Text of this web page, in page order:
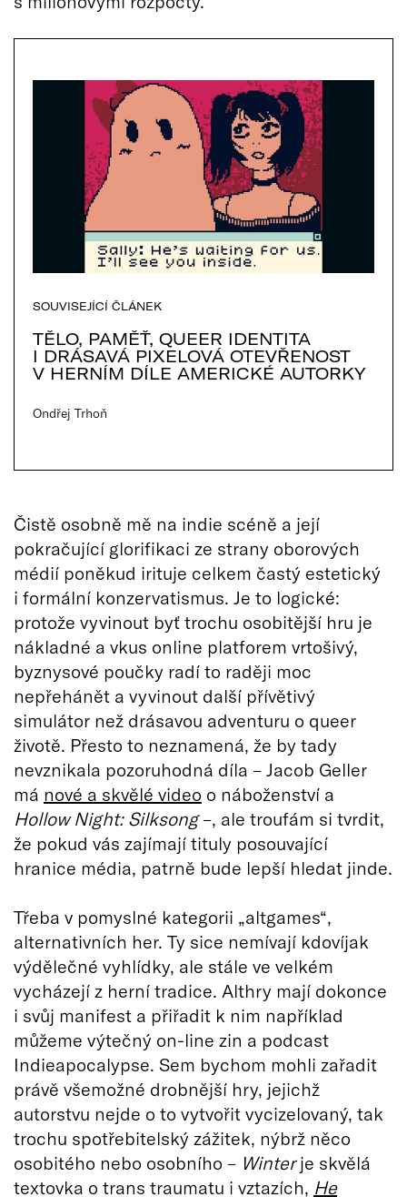
SOUVISEJÍCÍ ČLÁNEK
TĚLO, PAMĚŤ, QUEER IDENTITA
I DRÁSAVÁ PIXELOVÁ OTEVŘENOST
V HERNÍM DÍLE AMERICKÉ AUTORKY
Ondřej Trhoň
Čistě osobně mě na indie scéně a její
pokračující glorifikaci ze strany oborových
médií poněkud irituje celkem častý estetický
i formální konzervatismus. Je to logické:
protože vyvinout byť trochu osobitější hru je
nákladné a vkus online platforem vrtošivý,
byznysové poučky radí to raději moc
nepřehánět a vyvinout další přívětivý
simulátor než drásavou adventuru o queer
životě. Přesto to neznamená, že by tady
nevznikala pozoruhodná díla – Jacob Geller
má nové a skvělé video o náboženství a
Hollow Night: Silksong–, ale troufám si tvrdit,
že pokud vás zajímají tituly posouvající
hranice média, patrně bude lepší hledat jinde.
Třeba v pomyslné kategorii „altgames“,
alternativních her. Ty sice nemívají kdovíjak
výdělečné vyhlídky, ale stále ve velkém
vycházejí z herní tradice. Althry mají dokonce
i svůj manifest a přiřadit k nim například
můžeme výtečný on-line zin a podcast
Indieapocalypse. Sem bychom mohli zařadit
právě všemožné drobnější hry, jejichž
autorstvu nejde o to vytvořit vycizelovaný, tak
trochu spotřebitelský zážitek, nýbrž něco
osobitého nebo osobního – Winterje skvělá
textovka o trans traumatu i vztazích, He